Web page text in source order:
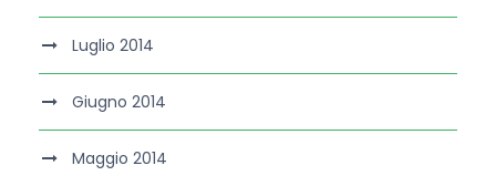
Luglio 2014
Giugno 2014
Maggio 2014